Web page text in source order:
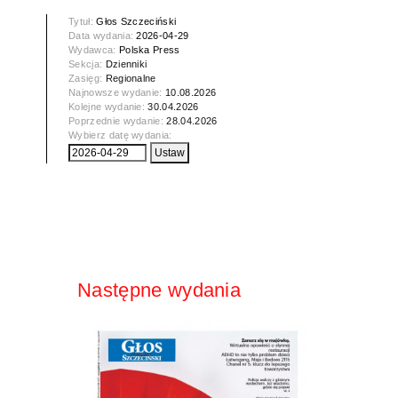
Tytuł:Głos Szczeciński
Data wydania:2026-04-29
Wydawca: Polska Press
Sekcja: Dzienniki
Zasięg: Regionalne
Najnowsze wydanie: 10.08.2026
Kolejne wydanie:30.04.2026
Poprzednie wydanie:28.04.2026
Wybierz datę wydania:
Następne wydania